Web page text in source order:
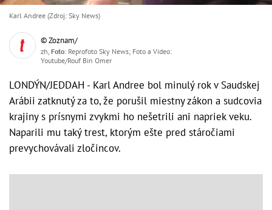
Karl Andree (Zdroj: Sky News)
© Zoznam/
zh, Foto: Reprofoto Sky News; Foto a Video:
Youtube/Rouf Bin Omer
LONDÝN/JEDDAH - Karl Andree bol minulý rok v Saudskej
Arábii zatknutý za to, že porušil miestny zákon a sudcovia
krajiny s prísnymi zvykmi ho nešetrili ani napriek veku.
Naparili mu taký trest, ktorým ešte pred stáročiami
prevychovávali zločincov.